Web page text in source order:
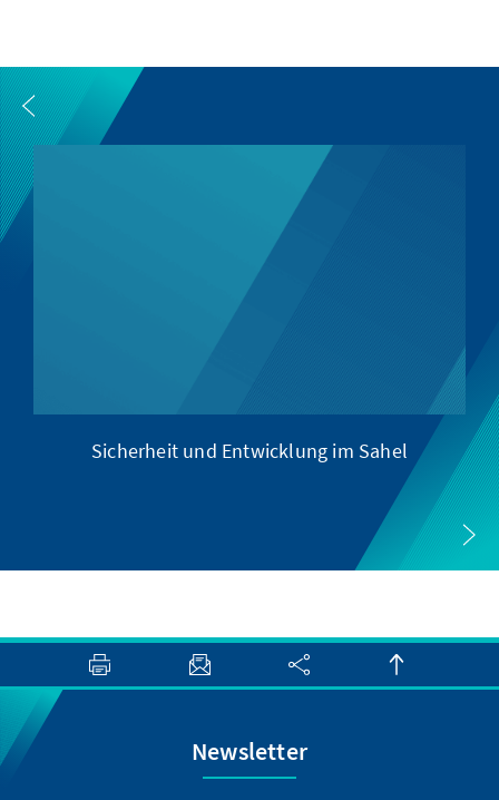
Sicherheit und Entwicklung im Sahel
Newsletter